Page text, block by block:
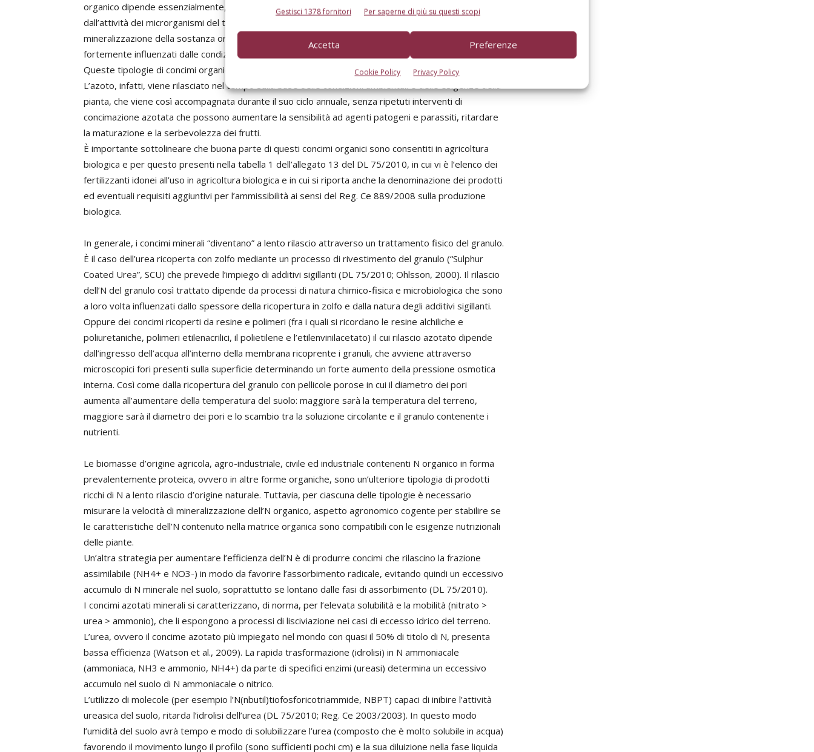
Gestisci 1378 fornitori Per saperne di più su questi scopi
Accetta Preferenze
Cookie Policy Privacy Policy
organico dipende essenzialmente, oltre che dalle caratteristiche fisico-chimiche dei prodotti stessi,
dall’attività dei microrganismi del terreno che, come noto, traggono l’energia dai processi di
mineralizzazione della sostanza organica. I processi chimici e microbiologici, a loro volta, sono
fortemente influenzati dalle condizioni di temperatura, di umidità e di reazione (pH) del terreno.
Queste tipologie di concimi organici ben supportano le esigenze nutrizionali delle colture arboree.
L’azoto, infatti, viene rilasciato nel tempo sulla base delle condizioni ambientali e delle esigenze della
pianta, che viene così accompagnata durante il suo ciclo annuale, senza ripetuti interventi di
concimazione azotata che possono aumentare la sensibilità ad agenti patogeni e parassiti, ritardare
la maturazione e la serbevolezza dei frutti.
È importante sottolineare che buona parte di questi concimi organici sono consentiti in agricoltura
biologica e per questo presenti nella tabella 1 dell’allegato 13 del DL 75/2010, in cui vi è l’elenco dei
fertilizzanti idonei all’uso in agricoltura biologica e in cui si riporta anche la denominazione dei prodotti
ed eventuali requisiti aggiuntivi per l’ammissibilità ai sensi del Reg. Ce 889/2008 sulla produzione
biologica.
In generale, i concimi minerali “diventano” a lento rilascio attraverso un trattamento fisico del granulo.
È il caso dell’urea ricoperta con zolfo mediante un processo di rivestimento del granulo (“Sulphur
Coated Urea”, SCU) che prevede l’impiego di additivi sigillanti (DL 75/2010; Ohlsson, 2000). Il rilascio
dell’N del granulo così trattato dipende da processi di natura chimico-fisica e microbiologica che sono
a loro volta influenzati dallo spessore della ricopertura in zolfo e dalla natura degli additivi sigillanti.
Oppure dei concimi ricoperti da resine e polimeri (fra i quali si ricordano le resine alchiliche e
poliuretaniche, polimeri etilenacrilici, il polietilene e l’etilenvinilacetato) il cui rilascio azotato dipende
dall’ingresso dell’acqua all’interno della membrana ricoprente i granuli, che avviene attraverso
microscopici fori presenti sulla superficie determinando un forte aumento della pressione osmotica
interna. Così come dalla ricopertura del granulo con pellicole porose in cui il diametro dei pori
aumenta all’aumentare della temperatura del suolo: maggiore sarà la temperatura del terreno,
maggiore sarà il diametro dei pori e lo scambio tra la soluzione circolante e il granulo contenente i
nutrienti.
Le biomasse d’origine agricola, agro-industriale, civile ed industriale contenenti N organico in forma
prevalentemente proteica, ovvero in altre forme organiche, sono un’ulteriore tipologia di prodotti
ricchi di N a lento rilascio d’origine naturale. Tuttavia, per ciascuna delle tipologie è necessario
misurare la velocità di mineralizzazione dell’N organico, aspetto agronomico cogente per stabilire se
le caratteristiche dell’N contenuto nella matrice organica sono compatibili con le esigenze nutrizionali
delle piante.
Un’altra strategia per aumentare l’efficienza dell’N è di produrre concimi che rilascino la frazione
assimilabile (NH4+ e NO3-) in modo da favorire l’assorbimento radicale, evitando quindi un eccessivo
accumulo di N minerale nel suolo, soprattutto se lontano dalle fasi di assorbimento (DL 75/2010).
I concimi azotati minerali si caratterizzano, di norma, per l’elevata solubilità e la mobilità (nitrato >
urea > ammonio), che li espongono a processi di lisciviazione nei casi di eccesso idrico del terreno.
L’urea, ovvero il concime azotato più impiegato nel mondo con quasi il 50% di titolo di N, presenta
bassa efficienza (Watson et al., 2009). La rapida trasformazione (idrolisi) in N ammoniacale
(ammoniaca, NH3 e ammonio, NH4+) da parte di specifici enzimi (ureasi) determina un eccessivo
accumulo nel suolo di N ammoniacale o nitrico.
L’utilizzo di molecole (per esempio l’N(nbutil)tiofosforicotriammide, NBPT) capaci di inibire l’attività
ureasica del suolo, ritarda l’idrolisi dell’urea (DL 75/2010; Reg. Ce 2003/2003). In questo modo
l’umidità del suolo avrà tempo e modo di solubilizzare l’urea (composto che è molto solubile in acqua)
favorendo il movimento lungo il profilo (sono sufficienti pochi cm) e la sua diluizione nella fase liquida